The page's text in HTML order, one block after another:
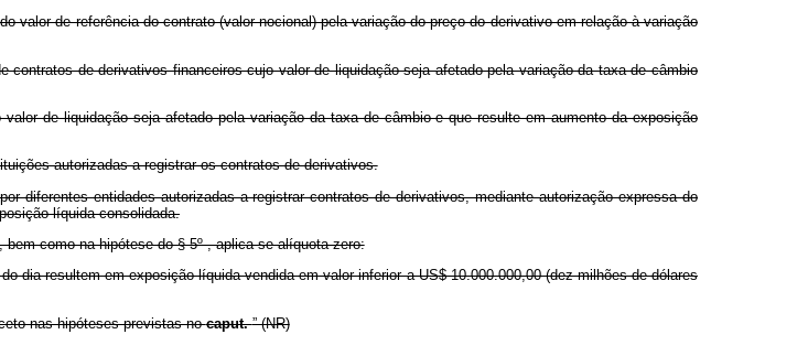
valor de referência do contrato (valor nocional) pela variação do preço do derivativo em relação à variação
contratos de derivativos financeiros cujo valor de liquidação seja afetado pela variação da taxa de câmbio
de liquidação seja afetado pela variação da taxa de câmbio e que resulte em aumento da exposição
autorizadas a registrar os contratos de derivativos.
diferentes entidades autorizadas a registrar contratos de derivativos, mediante autorização expressa do
líquida consolidada.
como na hipótese do § 5º , aplica-se alíquota zero:
dia resultem em exposição líquida vendida em valor inferior a US$ 10.000.000,00 (dez milhões de dólares
nas hipóteses previstas nocaput.” (NR)